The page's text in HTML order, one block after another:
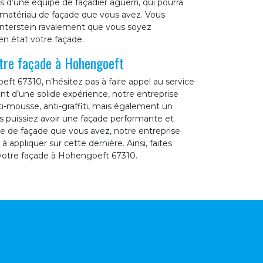
équipe de façadier aguerri, qui pourra
de façade que vous avez. Vous
ravalement que vous soyez
état votre façade.
façade à Hohengoeft
67310, n’hésitez pas à faire appel au service
d’une solide expérience, notre entreprise
mousse, anti-graffiti, mais également un
avoir une façade performante et
de façade que vous avez, notre entreprise
appliquer sur cette dernière. Ainsi, faites
façade à Hohengoeft 67310.